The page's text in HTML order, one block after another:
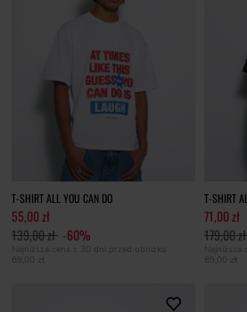
T-SHIRT ALL YOU CAN DO
55,00 zł
139,00 zł -60%
Najniższa cena z 30 dni przed obniżką
69,00 zł
T-SHIRT
71,00 zł
179,00
89,00 zł